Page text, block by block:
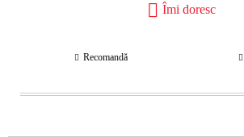
Îmi doresc
Recomandă